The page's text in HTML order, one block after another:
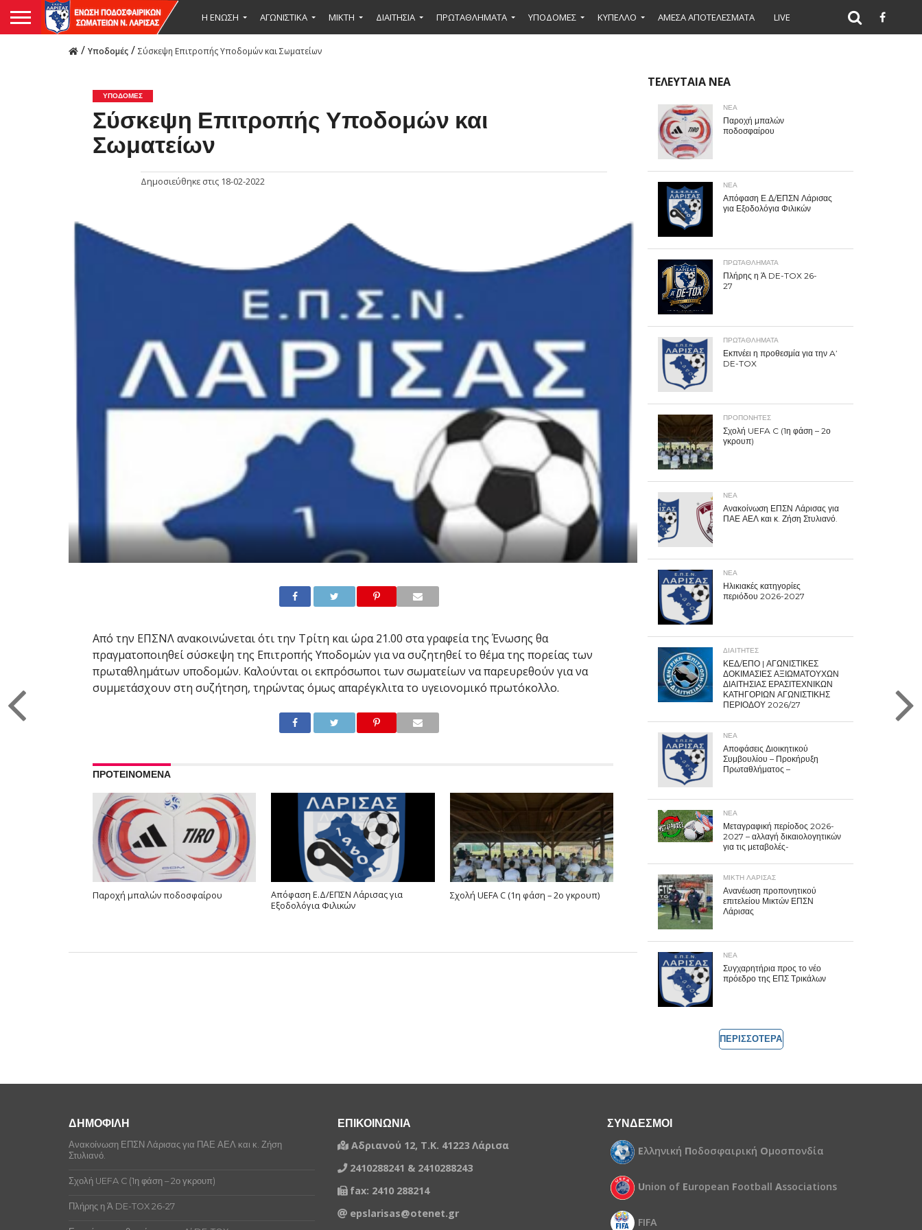
Η ΕΝΩΣΗ ΑΓΩΝΙΣΤΙΚΑ ΜΙΚΤΉ ΔΙΑΙΤΗΣΙΑ ΠΡΩΤΑΘΛΗΜΑΤΑ ΥΠΟΔΟΜΕΣ ΚΥΠΕΛΛΟ ΑΜΕΣΑ ΑΠΟΤΕΛΕΣΜΑΤΑ LIVE
/ Υποδομές / Σύσκεψη Επιτροπής Υποδομών και Σωματείων
ΥΠΟΔΟΜΈΣ
Σύσκεψη Επιτροπής Υποδομών και
Σωματείων
Δημοσιεύθηκε στις 18-02-2022
Από την ΕΠΣΝΛ ανακοινώνεται ότι την Τρίτη και ώρα 21.00 στα γραφεία της Ένωσης θα
πραγματοποιηθεί σύσκεψη της Επιτροπής Υποδομών για να συζητηθεί το θέμα της πορείας των
πρωταθλημάτων υποδομών. Καλούνται οι εκπρόσωποι των σωματείων να παρευρεθούν για να
συμμετάσχουν στη συζήτηση, τηρώντας όμως απαρέγκλιτα το υγειονομικό πρωτόκολλο.
ΠΡΟΤΕΙΝΟΜΕΝΑ
Παροχή μπαλών ποδοσφαίρου
Απόφαση Ε.Δ/ΕΠΣΝ Λάρισας για
Εξοδολόγια Φιλικών
Σχολή UEFA C (1η φάση – 2ο γκρουπ)
ΤΕΛΕΥΤΑΙΑ ΝΕΑ
ΝΕΑ
Παροχή μπαλών
ποδοσφαίρου
ΝΕΑ
Απόφαση Ε.Δ/ΕΠΣΝ Λάρισας
για Εξοδολόγια Φιλικών
ΠΡΩΤΑΘΛΉΜΑΤΑ
Πλήρης η Ά DE-TOX 26-
27
ΠΡΩΤΑΘΛΉΜΑΤΑ
Εκπνέει η προθεσμία για την A’
DE-TOX
ΠΡΟΠΟΝΗΤΈΣ
Σχολή UEFA C (1η φάση – 2ο
γκρουπ)
ΝΕΑ
Ανακοίνωση ΕΠΣΝ Λάρισας για
ΠΑΕ ΑΕΛ και κ. Ζήση Στυλιανό.
ΝΕΑ
Ηλικιακές κατηγορίες
περιόδου 2026-2027
ΔΙΑΙΤΗΤΕΣ
ΚΕΔ/ΕΠΟ | ΑΓΩΝΙΣΤΙΚΕΣ
ΔΟΚΙΜΑΣΙΕΣ ΑΞΙΩΜΑΤΟΥΧΩΝ
ΔΙΑΙΤΗΣΙΑΣ ΕΡΑΣΙΤΕΧΝΙΚΩΝ
ΚΑΤΗΓΟΡΙΩΝ ΑΓΩΝΙΣΤΙΚΗΣ
ΠΕΡΙΟΔΟΥ 2026/27
ΝΕΑ
Αποφάσεις Διοικητικού
Συμβουλίου – Προκήρυξη
Πρωταθλήματος –
ΝΕΑ
Μεταγραφική περίοδος 2026-
2027 – αλλαγή δικαιολογητικών
για τις μεταβολές-
ΜΙΚΤΗ ΛΑΡΙΣΑΣ
Ανανέωση προπονητικού
επιτελείου Μικτών ΕΠΣΝ
Λάρισας
ΝΕΑ
Συγχαρητήρια προς το νέο
πρόεδρο της ΕΠΣ Τρικάλων
ΠΕΡΙΣΣΟΤΕΡΑ
ΔΗΜΟΦΙΛΗ
Ανακοίνωση ΕΠΣΝ Λάρισας για ΠΑΕ ΑΕΛ και κ. Ζήση
Στυλιανό.
Σχολή UEFA C (1η φάση – 2ο γκρουπ)
Πλήρης η Ά DE-TOX 26-27
ΕΠΙΚΟΙΝΩΝΙΑ
Αδριανού 12, Τ.Κ. 41223 Λάρισα
2410288241 & 2410288243
fax: 2410 288214
epslarisas@otenet.gr
ΣΥΝΔΕΣΜΟΙ
Ελληνική Ποδοσφαιρική Ομοσπονδία
Union of European Football Associations
FIFA